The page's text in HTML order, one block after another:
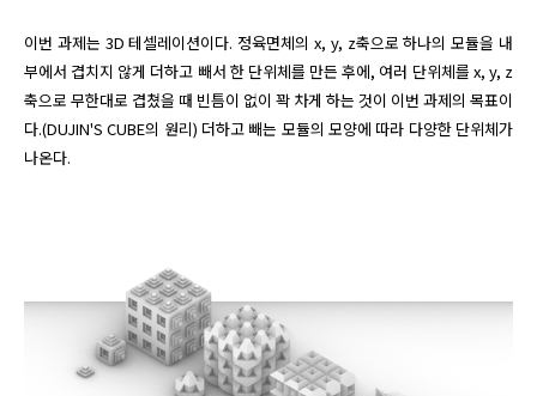
이번 과제는 3D 테셀레이션이다. 정육면체의 x, y, z축으로 하나의 모듈을 내
부에서 겹치지 않게 더하고 빼서 한 단위체를 만든 후에, 여러 단위체를 x, y, z
축으로 무한대로 겹쳤을 때 빈틈이 없이 꽉 차게 하는 것이 이번 과제의 목표이
다.(DUJIN'S CUBE의 원리) 더하고 빼는 모듈의 모양에 따라 다양한 단위체가
나온다.